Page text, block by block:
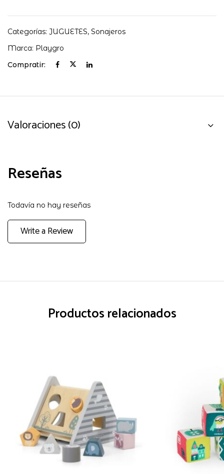
Categorías: JUGUETES, Sonajeros
Marca: Playgro
Compratir:
Valoraciones (0)
Reseñas
Todavía no hay reseñas
Write a Review
Productos relacionados